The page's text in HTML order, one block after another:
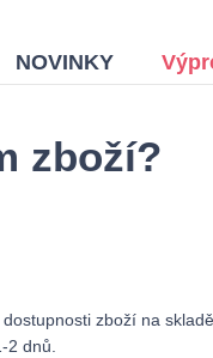
NOVINKY
zboží?
zboží na
2 dnů.